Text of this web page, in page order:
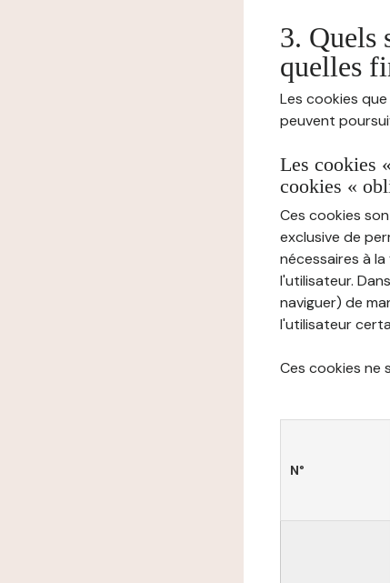
3. Quels
quelles
Les cookies
peuvent
Les cookies
cookies «
Ces cookies
exclusive de
nécessaires à
l'utilisateur.
naviguer) de
l'utilisateur
Ces cookies ne
N°